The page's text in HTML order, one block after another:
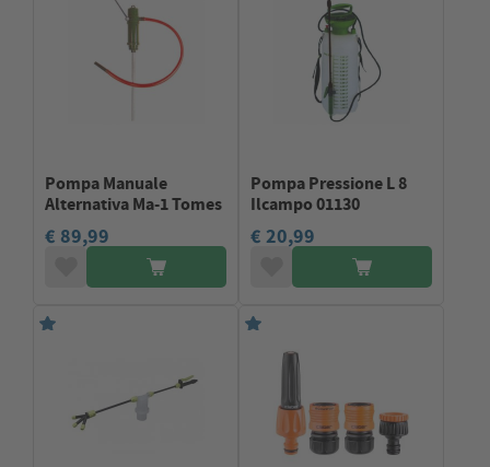
Pompa Manuale
Alternativa Ma-1 Tomes
€ 89,99
Pompa Pressione L 8
Ilcampo 01130
€ 20,99